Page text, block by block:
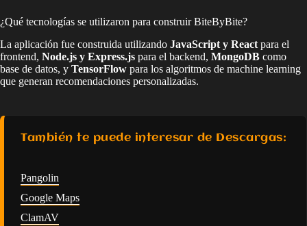
¿Qué tecnologías se utilizaron para construir BiteByBite?
La aplicación fue construida utilizando JavaScript y React para el
frontend, Node.js y Express.js para el backend, MongoDB como
base de datos, y TensorFlow para los algoritmos de machine learning
que generan recomendaciones personalizadas.
También te puede interesar de Descargas:
Pangolin
Google Maps
ClamAV